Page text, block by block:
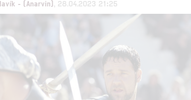
- (Anarvin) , 28.04.2023 21:25